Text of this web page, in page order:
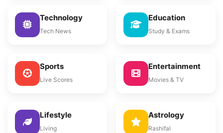
Technology
Tech News
Education
Study & Exams
Sports
Live Scores
Entertainment
Movies & TV
Lifestyle
Living
Astrology
Rashifal